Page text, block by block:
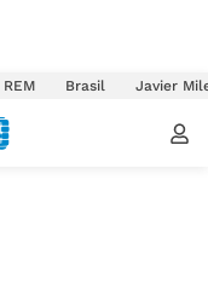
REM Brasil Javier